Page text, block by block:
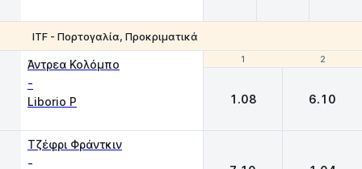
ITF - Πορτογαλία, Προκριματικά
1 2
Άντρεα Κολόμπο
-
Liborio P
1 2
1.08 6.10
Tζέφρι Φράντκιν
-